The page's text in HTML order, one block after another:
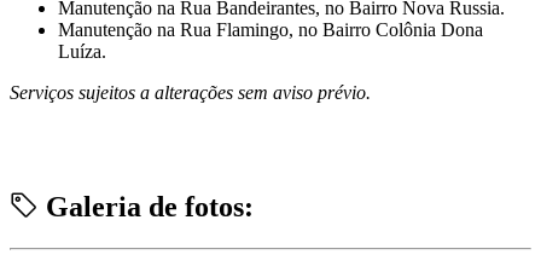
Manutenção na Rua Bandeirantes, no Bairro Nova Russia.
Manutenção na Rua Flamingo, no Bairro Colônia Dona
Luíza.
Serviços sujeitos a alterações sem aviso prévio.
Galeria de fotos: